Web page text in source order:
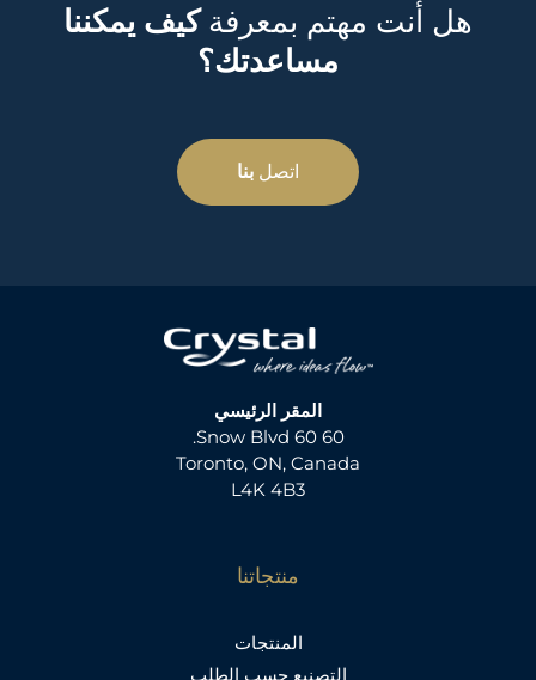
هل أنت مهتم بمعرفةكيف يمكننا
مساعدتك؟
اتصل بنا
المقر الرئيسي
60 60 Snow Blvd.
Toronto, ON, Canada
L4K 4B3
منتجاتنا
المنتجات
التصنيع حسب الطلب